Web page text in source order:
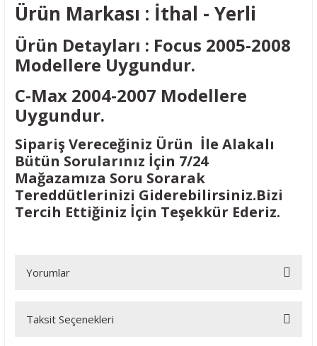
Ürün Markası : İthal - Yerli
Ürün Detayları : Focus 2005-2008
Modellere Uygundur.
C-Max 2004-2007 Modellere
Uygundur.
Sipariş Vereceğiniz Ürün İle Alakalı
Bütün Sorularınız İçin 7/24
Mağazamıza Soru Sorarak
Tereddütlerinizi Giderebilirsiniz.Bizi
Tercih Ettiğiniz İçin Teşekkür Ederiz.
Yorumlar
Bu ürüne ilk yorumu siz yapın!
Taksit Seçenekleri